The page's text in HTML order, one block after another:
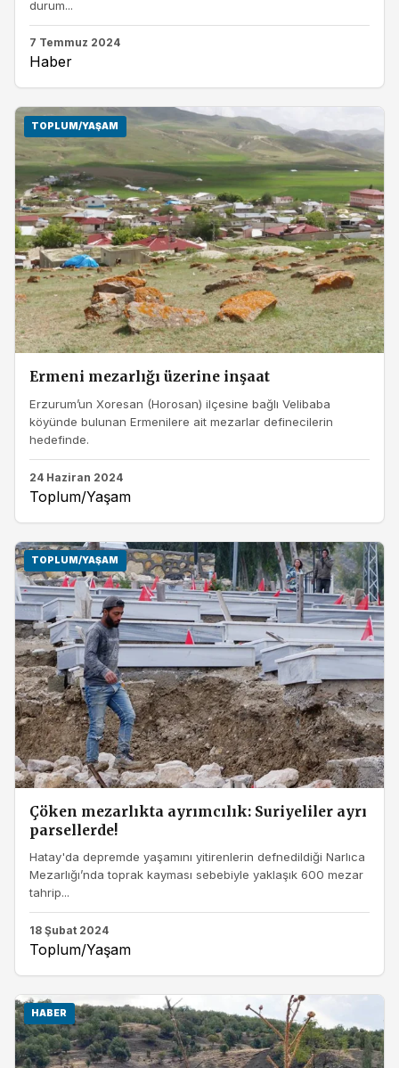
durum...
7 Temmuz 2024
Haber
TOPLUM/YAŞAM
Ermeni mezarlığı üzerine inşaat
Erzurum’un Xoresan (Horosan) ilçesine bağlı Velibaba
köyünde bulunan Ermenilere ait mezarlar definecilerin
hedefinde.
24 Haziran 2024
Toplum/Yaşam
TOPLUM/YAŞAM
Çöken mezarlıkta ayrımcılık: Suriyeliler ayrı
parsellerde!
Hatay'da depremde yaşamını yitirenlerin defnedildiği Narlıca
Mezarlığı’nda toprak kayması sebebiyle yaklaşık 600 mezar
tahrip...
18 Şubat 2024
Toplum/Yaşam
HABER